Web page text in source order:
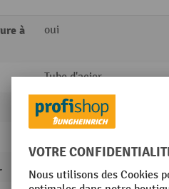
à
oui
Tube d'acier
revêtement par poudrage
RAL 7035 gris clair